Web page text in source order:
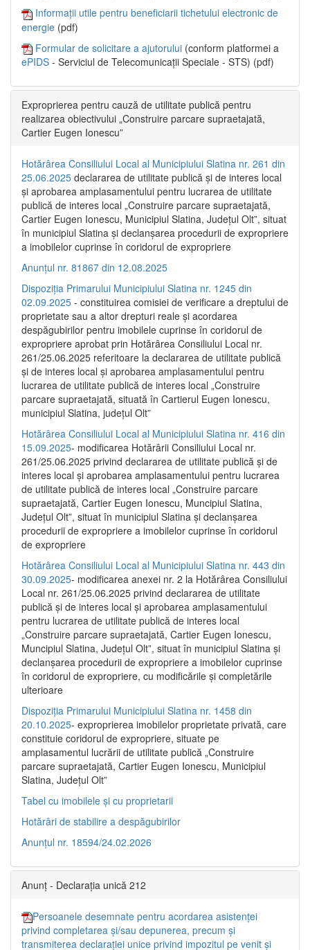
Informații utile pentru beneficiarii tichetului electronic de
energie (pdf)
Formular de solicitare a ajutorului (conform platformei a
ePIDS - Serviciul de Telecomunicații Speciale - STS) (pdf)
Exproprierea pentru cauză de utilitate publică pentru
realizarea obiectivului „Construire parcare supraetajată,
Cartier Eugen Ionescu”
Hotărârea Consiliului Local al Municipiului Slatina nr. 261 din
25.06.2025 declararea de utilitate publică și de interes local
și aprobarea amplasamentului pentru lucrarea de utilitate
publică de interes local „Construire parcare supraetajată,
Cartier Eugen Ionescu, Municipiul Slatina, Județul Olt”, situat
în municipiul Slatina și declanșarea procedurii de expropriere
a imobilelor cuprinse în coridorul de expropriere
Anunțul nr. 81867 din 12.08.2025
Dispoziția Primarului Municipiului Slatina nr. 1245 din
02.09.2025 - constituirea comisiei de verificare a dreptului de
proprietate sau a altor drepturi reale și acordarea
despăgubirilor pentru imobilele cuprinse în coridorul de
expropriere aprobat prin Hotărârea Consiliului Local nr.
261/25.06.2025 referitoare la declararea de utilitate publică
și de interes local și aprobarea amplasamentului pentru
lucrarea de utilitate publică de interes local „Construire
parcare supraetajată, situată în Cartierul Eugen Ionescu,
municipiul Slatina, județul Olt”
Hotărârea Consiliului Local al Municipiului Slatina nr. 416 din
15.09.2025- modificarea Hotărârii Consiliului Local nr.
261/25.06.2025 privind declararea de utilitate publică și de
interes local și aprobarea amplasamentului pentru lucrarea
de utilitate publică de interes local „Construire parcare
supraetajată, Cartier Eugen Ionescu, Muncipiul Slatina,
Județul Olt”, situat în municipiul Slatina și declanșarea
procedurii de expropriere a imobilelor cuprinse în coridorul
de expropriere
Hotărârea Consiliului Local al Municipiului Slatina nr. 443 din
30.09.2025- modificarea anexei nr. 2 la Hotărârea Consiliului
Local nr. 261/25.06.2025 privind declararea de utilitate
publică şi de interes local şi aprobarea amplasamentului
pentru lucrarea de utilitate publică de interes local
„Construire parcare supraetajată, Cartier Eugen Ionescu,
Muncipiul Slatina, Judeţul Olt”, situat în municipiul Slatina şi
declanşarea procedurii de expropriere a imobilelor cuprinse
în coridorul de expropriere, cu modificările şi completările
ulterioare
Dispoziția Primarului Municipiului Slatina nr. 1458 din
20.10.2025- exproprierea imobilelor proprietate privată, care
constituie coridorul de expropriere, situate pe
amplasamentul lucrării de utilitate publică „Construire
parcare supraetajată, Cartier Eugen Ionescu, Municipiul
Slatina, Județul Olt”
Tabel cu imobilele și cu proprietarii
Hotărâri de stabilire a despăgubirilor
Anunțul nr. 18594/24.02.2026
Anunț - Declarația unică 212
Persoanele desemnate pentru acordarea asistenței
privind completarea și/sau depunerea, precum și
transmiterea declarației unice privind impozitul pe venit și